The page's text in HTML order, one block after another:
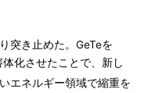
突き止めた。GeTeを
体化させたことで、新し
エネルギー領域で縮重を